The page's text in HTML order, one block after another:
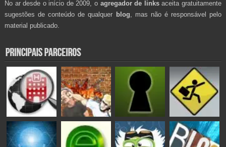
No ar desde o início de 2009, o agregador de linksaceita gratuitamente
sugestões de conteúdo de qualquer blog , mas não é responsável pelo
material publicado.